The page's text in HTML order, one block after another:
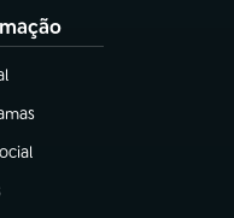
aba)
aba)